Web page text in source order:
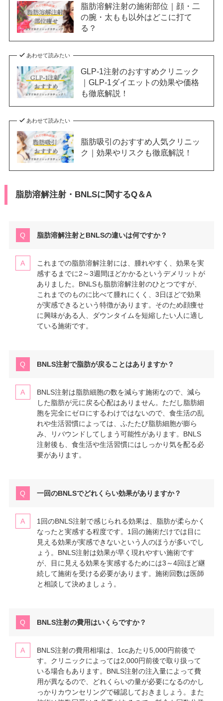
脂肪溶解注射の施術部位｜顔・二
の腕・太もも以外はどこに打て
る？
あわせて読みたい
GLP-1注射のおすすめクリニック
｜GLP-1ダイエットの効果や価格
も徹底解説！
あわせて読みたい
脂肪吸引のおすすめ人気クリニッ
ク｜効果やリスクも徹底解説！
脂肪溶解注射・BNLSに関するQ＆A
脂肪溶解注射とBNLSの違いは何ですか？
これまでの脂肪溶解注射には、腫れやすく、効果を実
感するまでに2～3週間ほどかかるというデメリットが
ありました。BNLSも脂肪溶解注射のひとつですが、
これまでのものに比べて腫れにくく、3日ほどで効果
が実感できるという特徴があります。そのため顔痩せ
に興味がある人、ダウンタイムを短縮したい人に適し
ている施術です。
BNLS注射で脂肪が戻ることはありますか？
BNLS注射は脂肪細胞の数を減らす施術なので、減ら
した脂肪が元に戻る心配はありません。ただし脂肪細
胞を完全にゼロにするわけではないので、食生活の乱
れや生活習慣によっては、ふたたび脂肪細胞が膨ら
み、リバウンドしてしまう可能性があります。BNLS
注射後も、食生活や生活習慣にはしっかり気を配る必
要があります。
一回のBNLSでどれくらい効果がありますか？
1回のBNLS注射で感じられる効果は、脂肪が柔らかく
なったと実感する程度です。1回の施術だけでは目に
見える効果が実感できないという人のほうが多いでし
ょう。BNLS注射は効果が早く現れやすい施術です
が、目に見える効果を実感するためには3～4回ほど継
続して施術を受ける必要があります。施術回数は医師
と相談して決めましょう。
BNLS注射の費用はいくらですか？
BNLS注射の費用相場は、1ccあたり5,000円前後で
す。クリニックによっては2,000円前後で取り扱って
いる場合もあります。BNLS注射の注入量によって費
用が異なるので、どれくらいの量が必要になるのかし
っかりカウンセリングで確認しておきましょう。また